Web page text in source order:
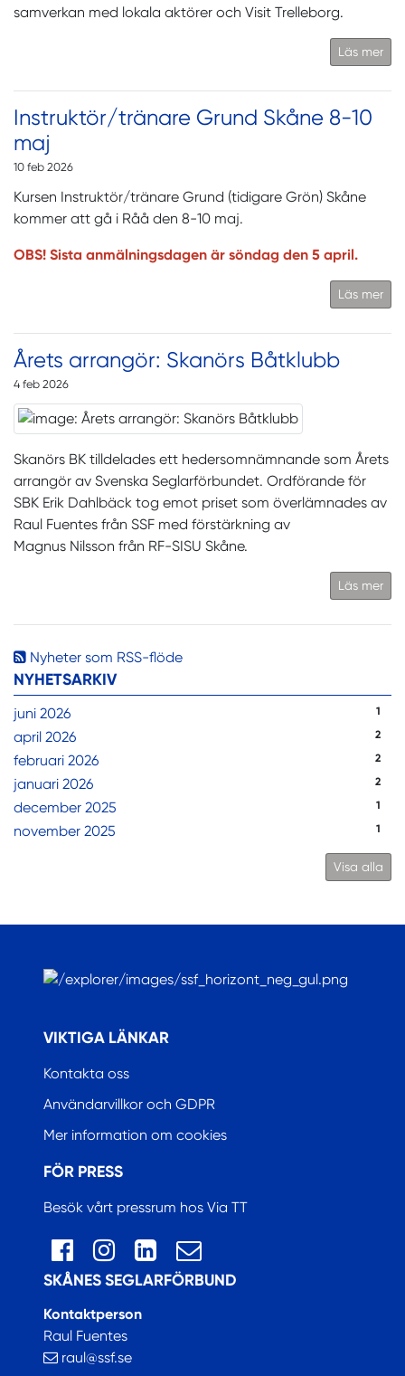
Nyheter som RSS-flöde
NYHETSARKIV
juni 2026 1
april 2026 2
februari 2026 2
januari 2026 2
december 2025 1
november 2025 1
Visa alla
samverkan med lokala aktörer och Visit Trelleborg.
Läs mer
Instruktör/tränare Grund Skåne 8-10
maj
10 feb 2026
Kursen Instruktör/tränare Grund (tidigare Grön) Skåne
kommer att gå i Råå den 8-10 maj.
OBS! Sista anmälningsdagen är söndag den 5 april.
Läs mer
Årets arrangör: Skanörs Båtklubb
4 feb 2026
Skanörs BK tilldelades ett hedersomnämnande som Årets
arrangör av Svenska Seglarförbundet. Ordförande för
SBK Erik Dahlbäck tog emot priset som överlämnades av
Raul Fuentes från SSF med förstärkning av
Magnus Nilsson från RF-SISU Skåne.
Läs mer
VIKTIGA LÄNKAR
Kontakta oss
Användarvillkor och GDPR
Mer information om cookies
FÖR PRESS
Besök vårt pressrum hos Via TT
SKÅNES SEGLARFÖRBUND
Kontaktperson
Raul Fuentes
raul@ssf.se